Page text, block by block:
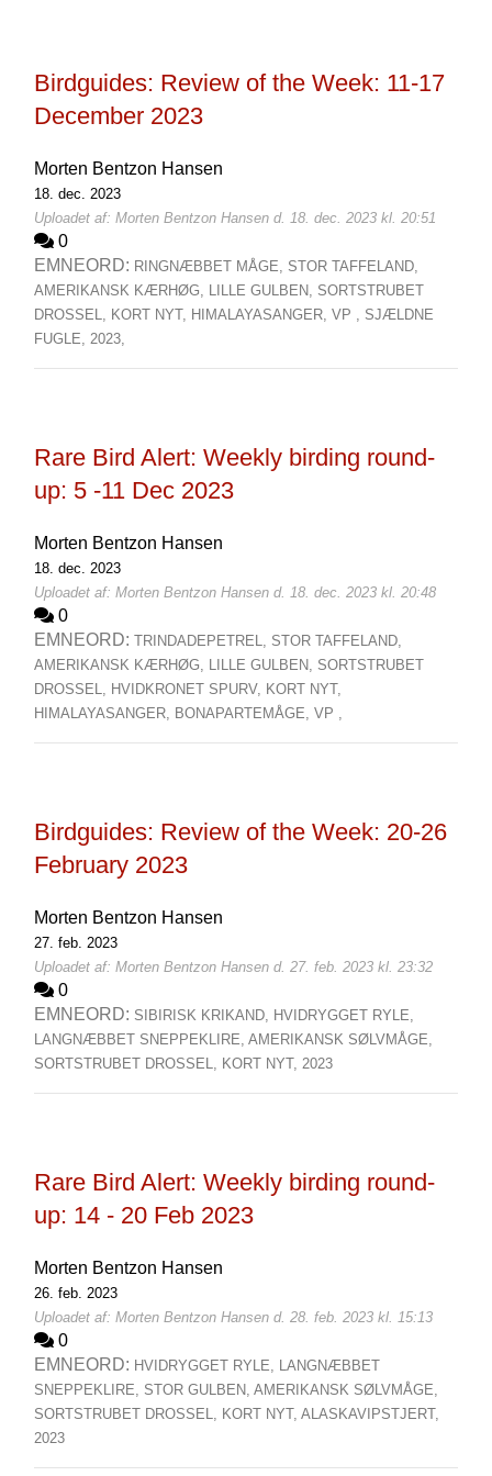
Birdguides: Review of the Week: 11-17
December 2023
Morten Bentzon Hansen
18. dec. 2023
Uploadet af: Morten Bentzon Hansen d. 18. dec. 2023 kl. 20:51
0
EMNEORD: RINGNÆBBET MÅGE, STOR TAFFELAND,
AMERIKANSK KÆRHØG, LILLE GULBEN, SORTSTRUBET
DROSSEL, KORT NYT, HIMALAYASANGER, VP , SJÆLDNE
FUGLE, 2023,
Rare Bird Alert: Weekly birding round-
up: 5 -11 Dec 2023
Morten Bentzon Hansen
18. dec. 2023
Uploadet af: Morten Bentzon Hansen d. 18. dec. 2023 kl. 20:48
0
EMNEORD: TRINDADEPETREL, STOR TAFFELAND,
AMERIKANSK KÆRHØG, LILLE GULBEN, SORTSTRUBET
DROSSEL, HVIDKRONET SPURV, KORT NYT,
HIMALAYASANGER, BONAPARTEMÅGE, VP ,
Birdguides: Review of the Week: 20-26
February 2023
Morten Bentzon Hansen
27. feb. 2023
Uploadet af: Morten Bentzon Hansen d. 27. feb. 2023 kl. 23:32
0
EMNEORD: SIBIRISK KRIKAND, HVIDRYGGET RYLE,
LANGNÆBBET SNEPPEKLIRE, AMERIKANSK SØLVMÅGE,
SORTSTRUBET DROSSEL, KORT NYT, 2023
Rare Bird Alert: Weekly birding round-
up: 14 - 20 Feb 2023
Morten Bentzon Hansen
26. feb. 2023
Uploadet af: Morten Bentzon Hansen d. 28. feb. 2023 kl. 15:13
0
EMNEORD: HVIDRYGGET RYLE, LANGNÆBBET
SNEPPEKLIRE, STOR GULBEN, AMERIKANSK SØLVMÅGE,
SORTSTRUBET DROSSEL, KORT NYT, ALASKAVIPSTJERT,
2023